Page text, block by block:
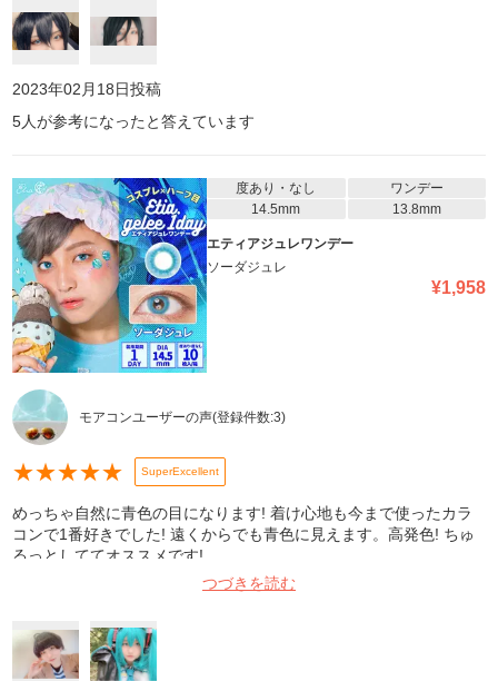
2023年02月18日投稿
5人が参考になったと答えています
度あり・なし
ワンデー
14.5mm
13.8mm
エティアジュレワンデー
ソーダジュレ
¥1,958
モアコンユーザーの声(登録件数:3)
★★★★★ SuperExcellent
めっちゃ自然に青色の目になります! 着け心地も今まで使ったカラ
コンで1番好きでした! 遠くからでも青色に見えます。高発色! ちゅ
るっとしててオススメです!
つづきを読む